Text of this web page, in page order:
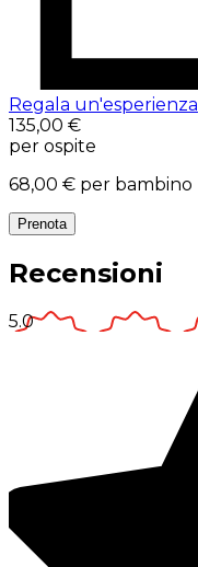
Regala un'esperienza
135,00 €
per ospite
68,00 € per bambino
Prenota
Recensioni
5.0